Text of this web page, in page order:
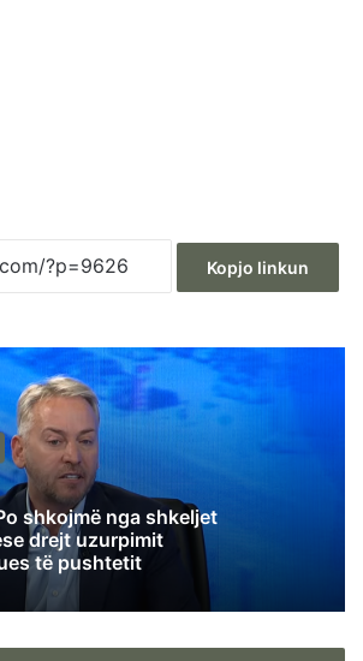
Kopjo linkun
shkojmë nga shkeljet
drejt uzurpimit
të pushtetit